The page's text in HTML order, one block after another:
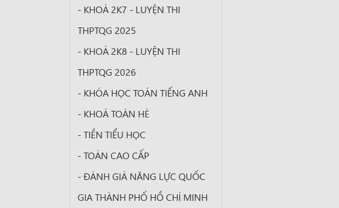
- KHOÁ 2K7 - LUYỆN THI
THPTQG 2025
- KHOÁ 2K8 - LUYỆN THI
THPTQG 2026
- KHÓA HỌC TOÁN TIẾNG ANH
- KHOÁ TOÁN HÈ
- TIỀN TIỂU HỌC
- TOÁN CAO CẤP
- ĐÁNH GIÁ NĂNG LỰC QUỐC
GIA THÀNH PHỐ HỒ CHÍ MINH